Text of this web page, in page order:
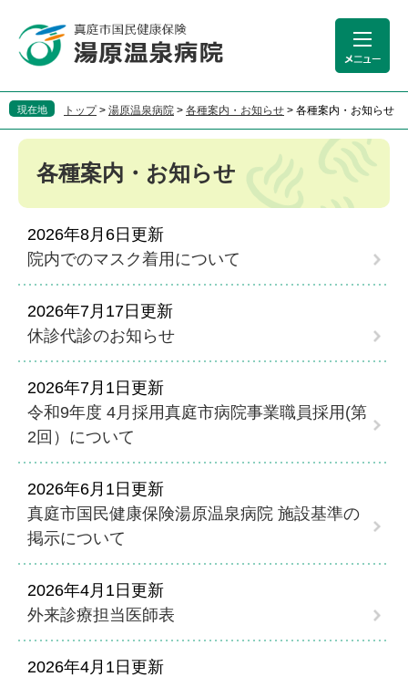
頭
飛 現在地 トップ > 湯原温泉病院 > 各種案内・お知らせ > 各種案内・お知らせ
本
各種案内・お知らせ
2026年8月6日更新
院内でのマスク着用について
2026年7月17日更新
休診代診のお知らせ
2026年7月1日更新
令和9年度 4月採用真庭市病院事業職員採用(第
2回）について
2026年6月1日更新
真庭市国民健康保険湯原温泉病院 施設基準の
掲示について
2026年4月1日更新
外来診療担当医師表
2026年4月1日更新